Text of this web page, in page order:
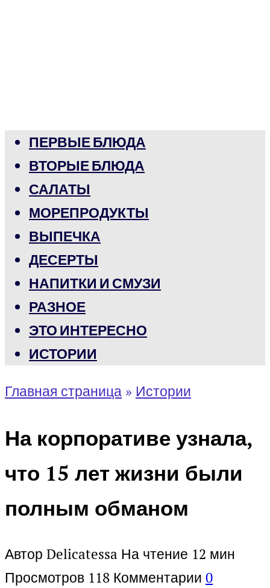
ПЕРВЫЕ БЛЮДА
ВТОРЫЕ БЛЮДА
САЛАТЫ
МОРЕПРОДУКТЫ
ВЫПЕЧКА
ДЕСЕРТЫ
НАПИТКИ И СМУЗИ
РАЗНОЕ
ЭТО ИНТЕРЕСНО
ИСТОРИИ
Главная страница » Истории
На корпоративе узнала,
что 15 лет жизни были
полным обманом
Автор Delicatessa На чтение 12 мин
Просмотров 118 Комментарии 0